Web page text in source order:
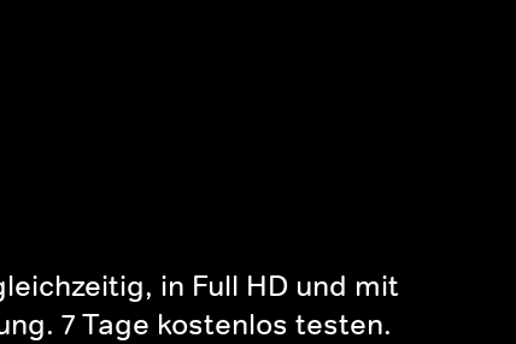
in Full HD und mit
7 Tage kostenlos testen.